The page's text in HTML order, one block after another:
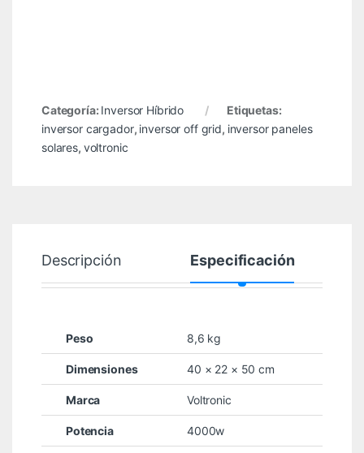
Categoría: Inversor Híbrido
Etiquetas:
inversor cargador, inversor off grid, inversor paneles
solares, voltronic
Descripción Especificación
Peso 8,6 kg
Dimensiones 40 × 22 × 50 cm
Marca Voltronic
Potencia 4000w